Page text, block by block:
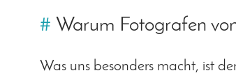
# Warum Fotografen
Was uns besonders macht, ist